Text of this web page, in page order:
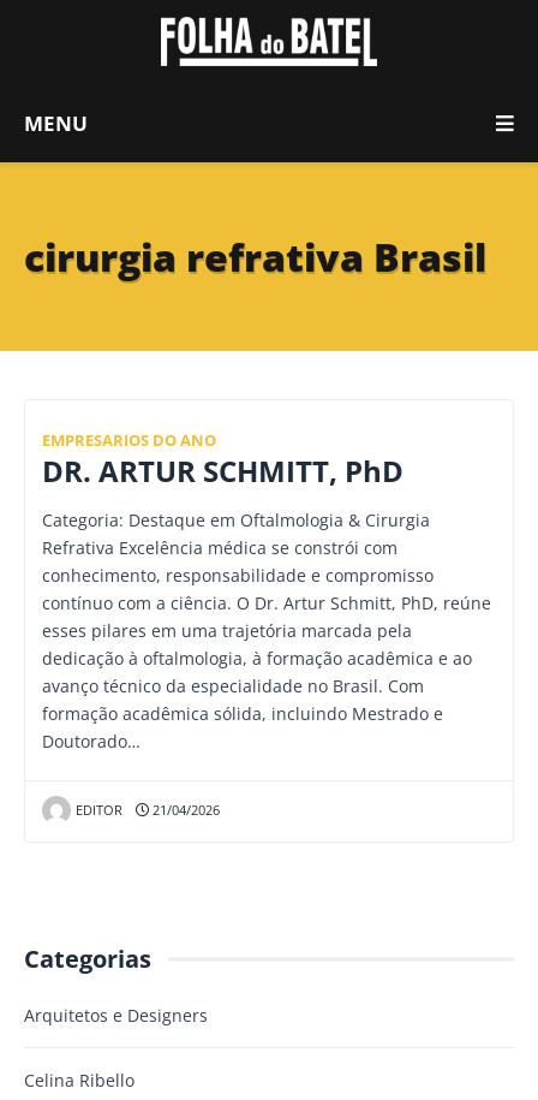
MENU
cirurgia refrativa Brasil
EMPRESARIOS DO ANO
DR. ARTUR SCHMITT, PhD
Categoria: Destaque em Oftalmologia & Cirurgia
Refrativa Excelência médica se constrói com
conhecimento, responsabilidade e compromisso
contínuo com a ciência. O Dr. Artur Schmitt, PhD, reúne
esses pilares em uma trajetória marcada pela
dedicação à oftalmologia, à formação acadêmica e ao
avanço técnico da especialidade no Brasil. Com
formação acadêmica sólida, incluindo Mestrado e
Doutorado…
EDITOR 21/04/2026
Categorias
Arquitetos e Designers
Celina Ribello